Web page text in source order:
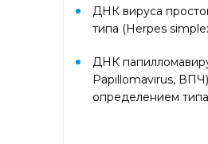
(ImmunoCAP)
ингаляционные
кошка, собака, клещ
дополнительные
ингаляционные:
плесневый гриб)
ДНК вируса
типа (Herpes
ДНК
Papillomavirus, ВПЧ)
определением типа